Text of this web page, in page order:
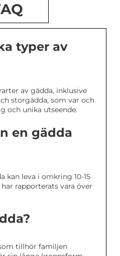
typer av
av gädda, inklusive
storgädda, som var och
och unika utseende.
en gädda
kan leva i omkring 10-15
rapporterats vara över
tillhör familjen